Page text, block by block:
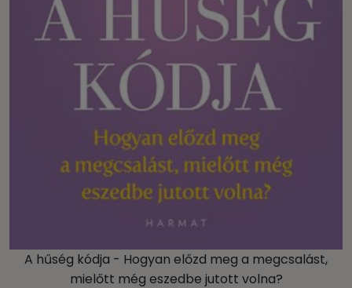
A hűség kódja - Hogyan előzd meg a megcsalást,
mielőtt még eszedbe jutott volna?